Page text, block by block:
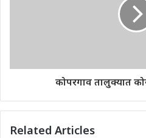
कोपरगाव तालुक्यात
Related Articles